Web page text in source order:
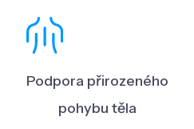
Podpora přirozeného
pohybu těla